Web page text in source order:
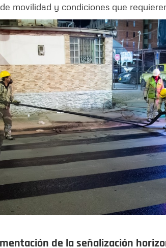
movilidad y condiciones que
de la señalización